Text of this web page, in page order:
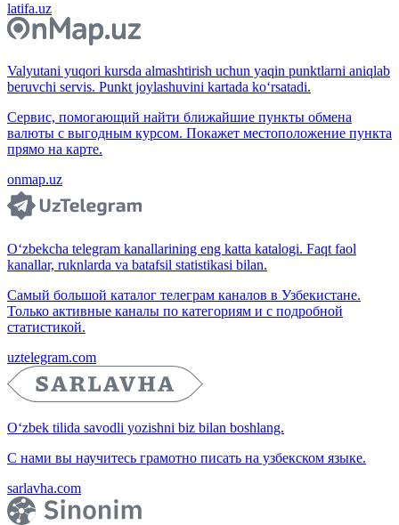
latifa.uz
Valyutani yuqori kursda almashtirish uchun yaqin punktlarni aniqlab
beruvchi servis. Punkt joylashuvini kartada ko‘rsatadi.
Сервис, помогающий найти ближайшие пункты обмена
валюты с выгодным курсом. Покажет местоположение пункта
прямо на карте.
onmap.uz
O‘zbekcha telegram kanallarining eng katta katalogi. Faqt faol
kanallar, ruknlarda va batafsil statistikasi bilan.
Самый большой каталог телеграм каналов в Узбекистане.
Только активные каналы по категориям и с подробной
статистикой.
uztelegram.com
O‘zbek tilida savodli yozishni biz bilan boshlang.
С нами вы научитесь грамотно писать на узбекском языке.
sarlavha.com